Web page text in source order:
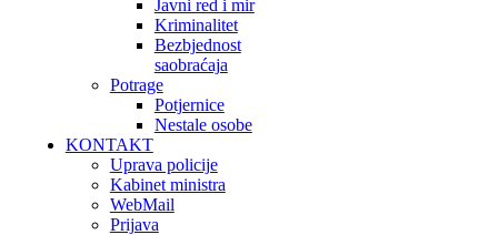
Javni red i mir
Kriminalitet
Bezbjednost
saobraćaja
Potrage
Potjernice
Nestale osobe
KONTAKT
Uprava policije
Kabinet ministra
WebMail
Prijava